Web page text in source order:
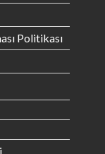
Politikası